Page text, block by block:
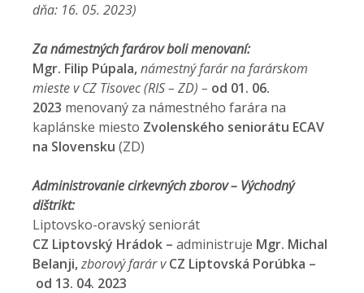
dňa: 16. 05. 2023)
Za námestných farárov boli menovaní:
Mgr. Filip Púpala,námestný farár na farárskom
mieste v CZ Tisovec (RIS – ZD) – od 01. 06.
2023 menovaný za námestného farára na
kaplánske miesto Zvolenského seniorátu ECAV
na Slovensku (ZD)
Administrovanie cirkevných zborov – Východný
dištrikt:
Liptovsko-oravský seniorát
CZ Liptovský Hrádok – administruje Mgr. Michal
Belanji,zborový farár v CZ Liptovská Porúbka –
od 13. 04. 2023